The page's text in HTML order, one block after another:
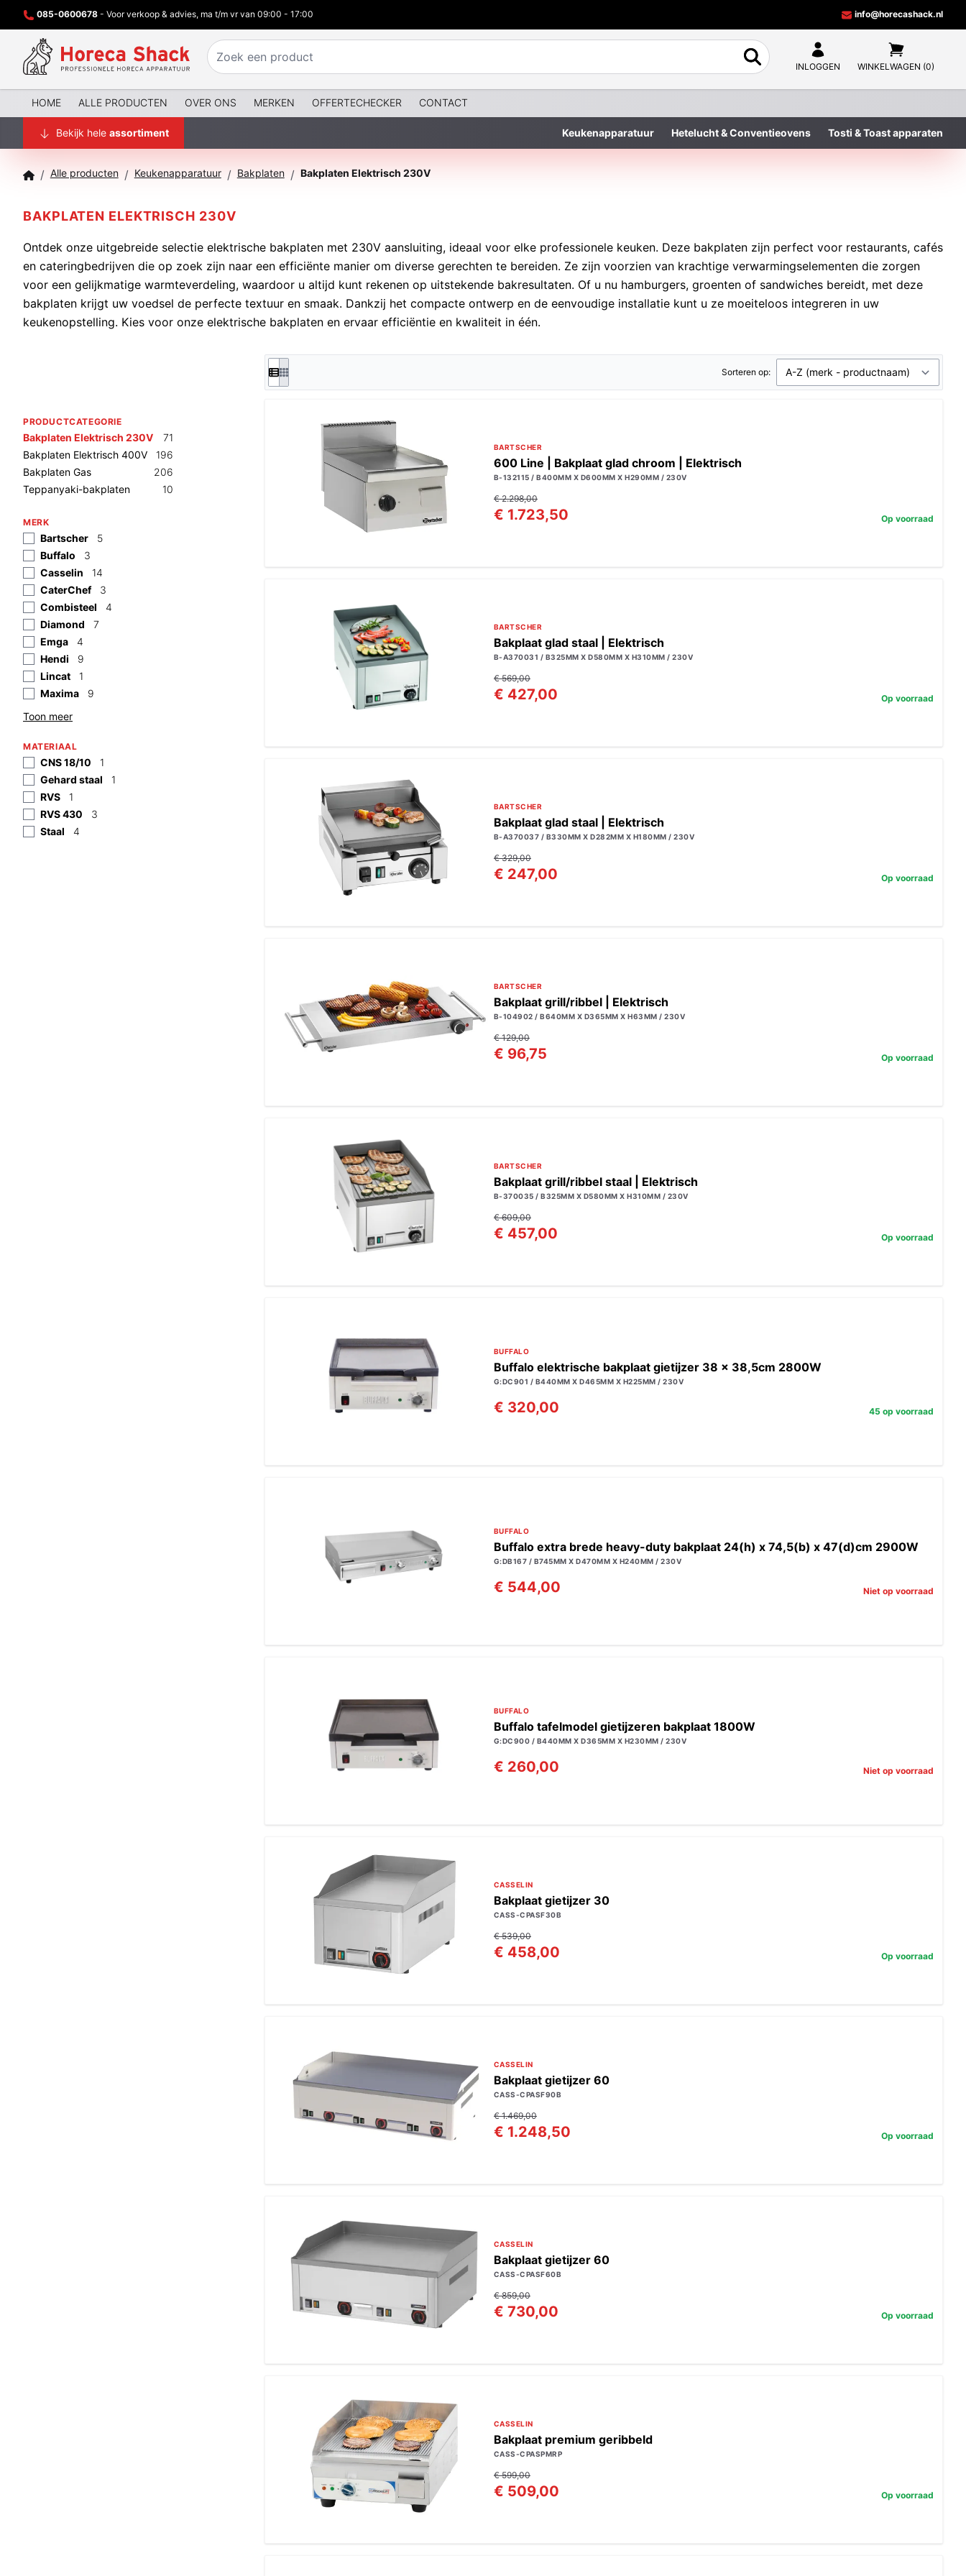
085-0600678 - Voor verkoop & advies, ma t/m vr van 09:00 - 17:00 info@horecashack.nl
INLOGGEN WINKELWAGEN (0)
HOME ALLE PRODUCTEN OVER ONS MERKEN OFFERTECHECKER CONTACT
Bekijk hele assortiment Keukenapparatuur Hetelucht & Conventieovens Tosti & Toast apparaten
/ Alle producten / Keukenapparatuur / Bakplaten / Bakplaten Elektrisch 230V
BAKPLATEN ELEKTRISCH 230V
Ontdek onze uitgebreide selectie elektrische bakplaten met 230V aansluiting, ideaal voor elke professionele keuken. Deze bakplaten zijn perfect voor restaurants, cafés
en cateringbedrijven die op zoek zijn naar een efficiënte manier om diverse gerechten te bereiden. Ze zijn voorzien van krachtige verwarmingselementen die zorgen
voor een gelijkmatige warmteverdeling, waardoor u altijd kunt rekenen op uitstekende bakresultaten. Of u nu hamburgers, groenten of sandwiches bereidt, met deze
bakplaten krijgt uw voedsel de perfecte textuur en smaak. Dankzij het compacte ontwerp en de eenvoudige installatie kunt u ze moeiteloos integreren in uw
keukenopstelling. Kies voor onze elektrische bakplaten en ervaar efficiëntie en kwaliteit in één.
Sorteren op:
PRODUCTCATEGORIE
Bakplaten Elektrisch 230V
71
Bakplaten Elektrisch 400V
196
Bakplaten Gas
206
Teppanyaki-bakplaten
10
MERK
Bartscher
5
Buffalo
3
Casselin
14
CaterChef
3
Combisteel
4
Diamond
7
Emga
4
Hendi
9
Lincat
1
Maxima
9
Toon meer
MATERIAAL
CNS 18/10
1
Gehard staal
1
RVS
1
RVS 430
3
Staal
4
BARTSCHER
600 Line | Bakplaat glad chroom | Elektrisch
B-132115 / B400MM X D600MM X H290MM / 230V
€ 2.298,00
€ 1.723,50 Op voorraad
BARTSCHER
Bakplaat glad staal | Elektrisch
B-A370031 / B325MM X D580MM X H310MM / 230V
€ 569,00
€ 427,00 Op voorraad
BARTSCHER
Bakplaat glad staal | Elektrisch
B-A370037 / B330MM X D282MM X H180MM / 230V
€ 329,00
€ 247,00 Op voorraad
BARTSCHER
Bakplaat grill/ribbel | Elektrisch
B-104902 / B640MM X D365MM X H63MM / 230V
€ 129,00
€ 96,75 Op voorraad
BARTSCHER
Bakplaat grill/ribbel staal | Elektrisch
B-370035 / B325MM X D580MM X H310MM / 230V
€ 609,00
€ 457,00 Op voorraad
BUFFALO
Buffalo elektrische bakplaat gietijzer 38 x 38,5cm 2800W
G:DC901 / B440MM X D465MM X H225MM / 230V
€ 320,00 45 op voorraad
BUFFALO
Buffalo extra brede heavy-duty bakplaat 24(h) x 74,5(b) x 47(d)cm 2900W
G:DB167 / B745MM X D470MM X H240MM / 230V
€ 544,00 Niet op voorraad
BUFFALO
Buffalo tafelmodel gietijzeren bakplaat 1800W
G:DC900 / B440MM X D365MM X H230MM / 230V
€ 260,00 Niet op voorraad
CASSELIN
Bakplaat gietijzer 30
CASS-CPASF30B
€ 539,00
€ 458,00 Op voorraad
CASSELIN
Bakplaat gietijzer 60
CASS-CPASF90B
€ 1.469,00
€ 1.248,50 Op voorraad
CASSELIN
Bakplaat gietijzer 60
CASS-CPASF60B
€ 859,00
€ 730,00 Op voorraad
CASSELIN
Bakplaat premium geribbeld
CASS-CPASPMRP
€ 599,00
€ 509,00 Op voorraad